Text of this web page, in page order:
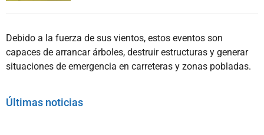
Debido a la fuerza de sus vientos, estos eventos son
capaces de arrancar árboles, destruir estructuras y generar
situaciones de emergencia en carreteras y zonas pobladas.
Últimas noticias